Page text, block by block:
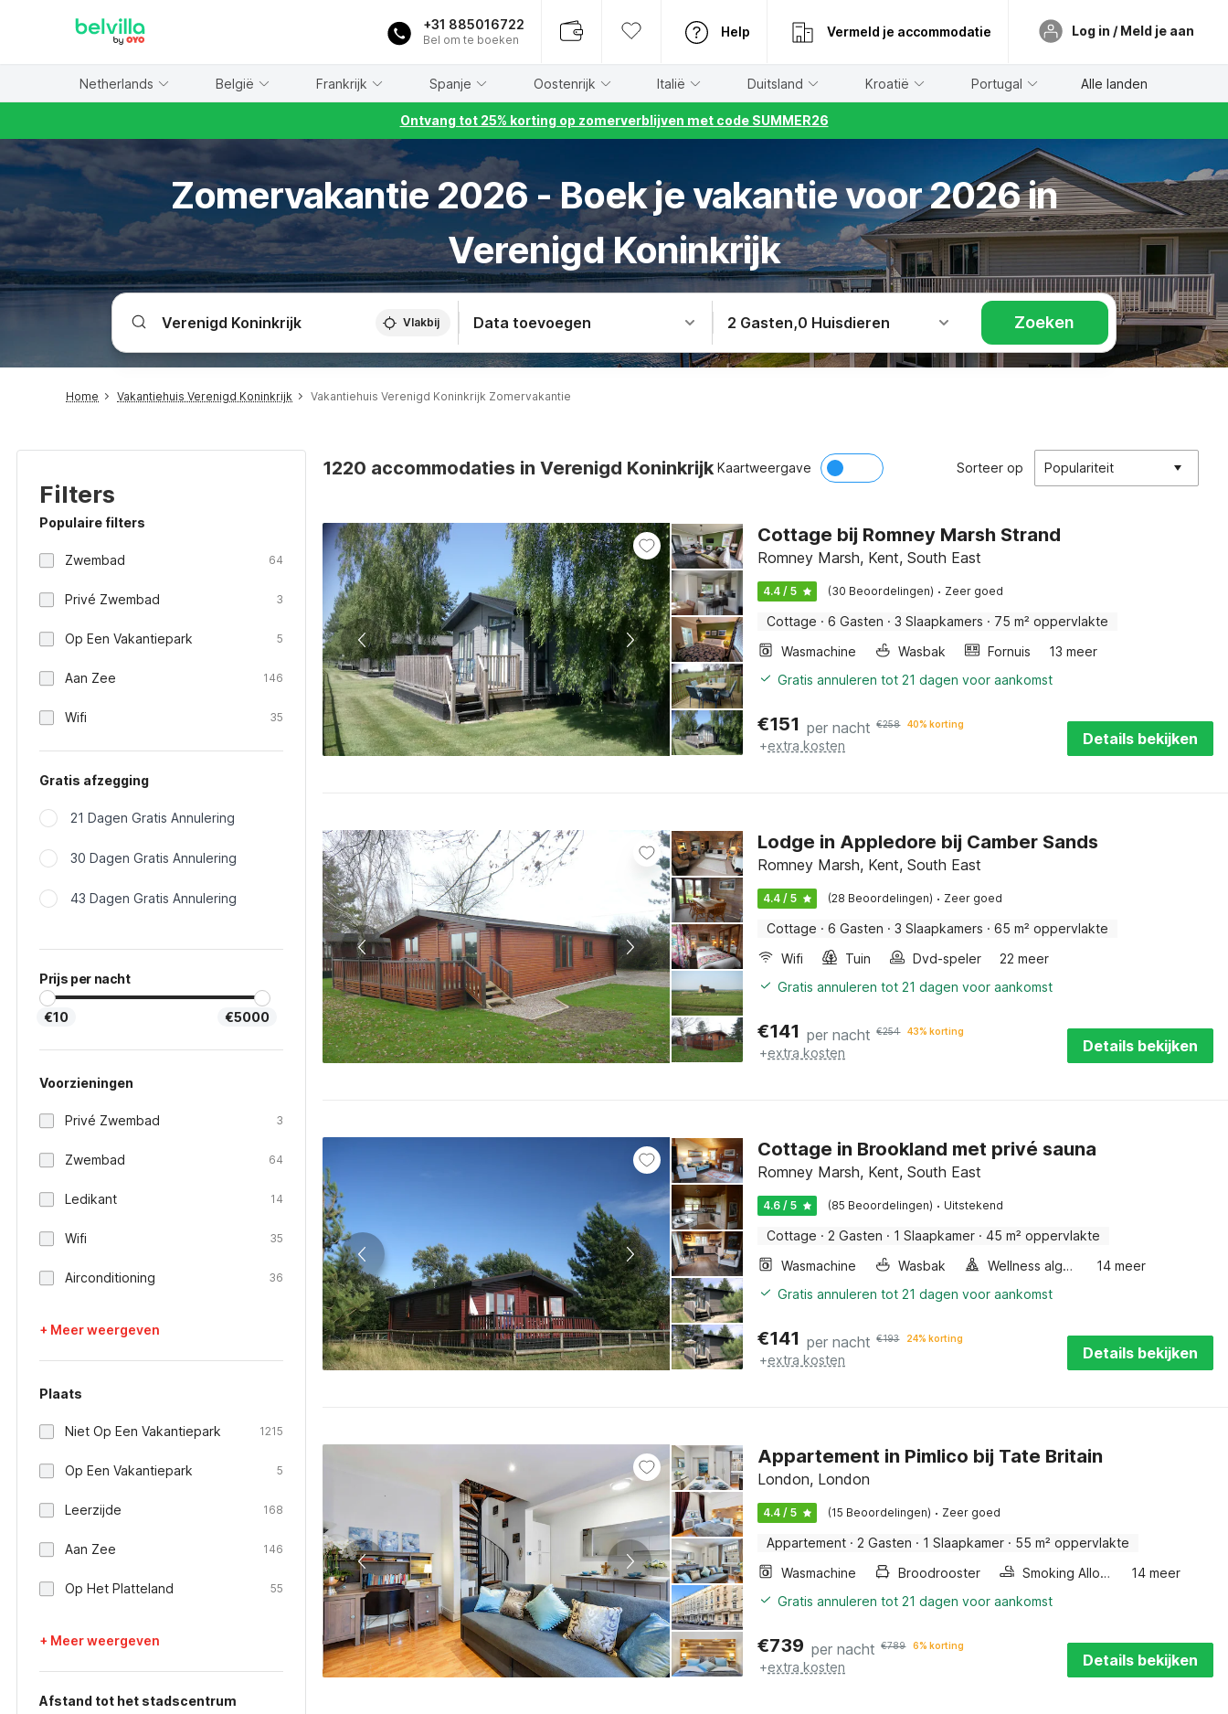
+31 885016722
Bel om te boeken
Help Vermeld je accommodatie Log in / Meld je aan
Netherlands België Frankrijk Spanje Oostenrijk Italië Duitsland Kroatië Portugal Alle landen
Ontvang tot 25% korting op zomerverblijven met code SUMMER26
Zomervakantie 2026 - Boek je vakantie voor 2026 in
Verenigd Koninkrijk
Vlakbij Data toevoegen 2 Gasten,0 Huisdieren Zoeken
Home Vakantiehuis Verenigd Koninkrijk Vakantiehuis Verenigd Koninkrijk Zomervakantie
Filters
Populaire filters
Zwembad 64
Privé Zwembad 3
Op Een Vakantiepark 5
Aan Zee 146
Wifi 35
Gratis afzegging
21 Dagen Gratis Annulering
30 Dagen Gratis Annulering
43 Dagen Gratis Annulering
Prijs per nacht
€10 €5000
Voorzieningen
Privé Zwembad 3
Zwembad 64
Ledikant 14
Wifi 35
Airconditioning 36
+ Meer weergeven
Plaats
Niet Op Een Vakantiepark 1215
Op Een Vakantiepark 5
Leerzijde 168
Aan Zee 146
Op Het Platteland 55
+ Meer weergeven
Afstand tot het stadscentrum
1220 accommodaties in Verenigd Koninkrijk Kaartweergave Sorteer op Populariteit
Cottage bij Romney Marsh Strand
Romney Marsh, Kent, South East
4.4 / 5 (30 Beoordelingen) · Zeer goed
Cottage · 6 Gasten · 3 Slaapkamers · 75 m² oppervlakte
Wasmachine
Wasbak Fornuis
13 meer
Gratis annuleren tot 21 dagen voor aankomst
€151 per nacht €258 40% korting
+extra kosten Details bekijken
Lodge in Appledore bij Camber Sands
Romney Marsh, Kent, South East
4.4 / 5 (28 Beoordelingen) · Zeer goed
Cottage · 6 Gasten · 3 Slaapkamers · 65 m² oppervlakte
Wifi
Tuin Dvd-speler
22 meer
Gratis annuleren tot 21 dagen voor aankomst
€141 per nacht €254 43% korting
+extra kosten Details bekijken
Cottage in Brookland met privé sauna
Romney Marsh, Kent, South East
4.6 / 5 (85 Beoordelingen) · Uitstekend
Cottage · 2 Gasten · 1 Slaapkamer · 45 m² oppervlakte
Wasmachine
Wasbak Wellness algemeen
14 meer
Gratis annuleren tot 21 dagen voor aankomst
€141 per nacht €193 24% korting
+extra kosten Details bekijken
Appartement in Pimlico bij Tate Britain
London, London
4.4 / 5 (15 Beoordelingen) · Zeer goed
Appartement · 2 Gasten · 1 Slaapkamer · 55 m² oppervlakte
Wasmachine
Broodrooster Smoking Allowed
14 meer
Gratis annuleren tot 21 dagen voor aankomst
€739 per nacht €789 6% korting
+extra kosten Details bekijken